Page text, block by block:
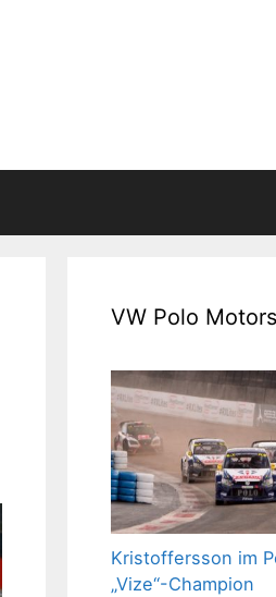
VW Polo
Kristoffersson im
„Vize“-Champion